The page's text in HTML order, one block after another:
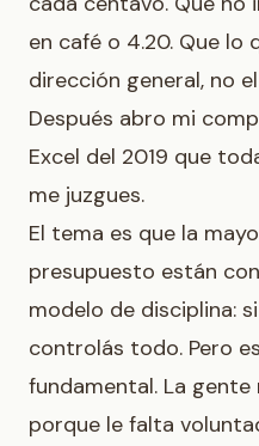
en café o 4.20. Que lo
dirección general, no
Después abro mi
Excel del 2019 que
me juzgues.
El tema es que la
presupuesto están
modelo de disciplina:
controlás todo. Pero
fundamental. La
porque le falta